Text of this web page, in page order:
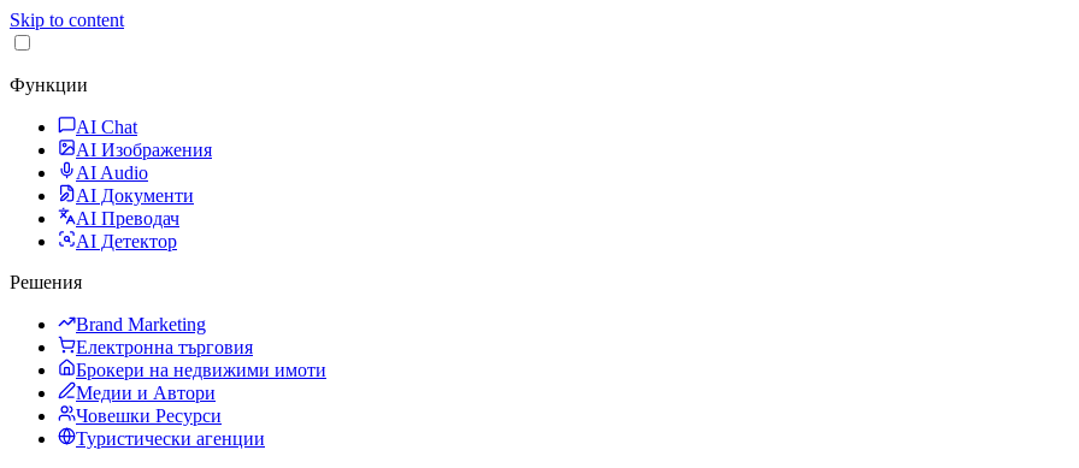
Skip to content
Функции
AI Chat
AI Изображения
AI Audio
AI Документи
AI Преводач
AI Детектор
Решения
Brand Marketing
Електронна търговия
Брокери на недвижими имоти
Медии и Автори
Човешки Ресурси
Туристически агенции